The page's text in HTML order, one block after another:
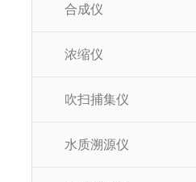
合成仪
浓缩仪
吹扫捕集仪
水质溯源仪